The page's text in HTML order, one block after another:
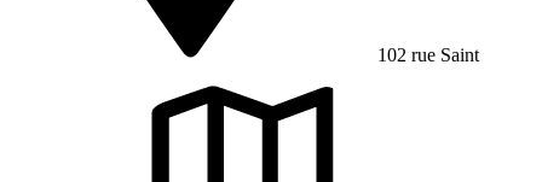
102 rue Saint